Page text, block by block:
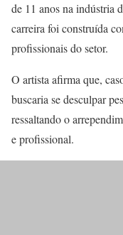
de 11 anos na indústria
carreira foi construída
profissionais do setor.
O artista afirma que,
buscaria se desculpar
ressaltando o
e profissional.